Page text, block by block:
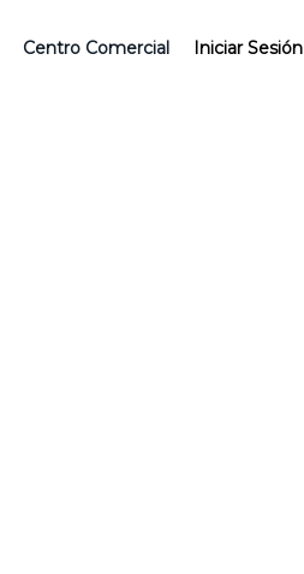
Centro Comercial Iniciar Sesión